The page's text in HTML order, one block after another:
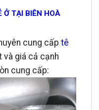
Ở TẠI BIÊN HOÀ
cung cấp tê
giá cả cạnh
cung cấp: